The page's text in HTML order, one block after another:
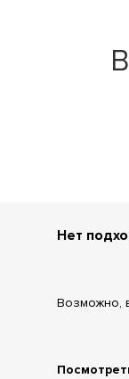
Нет
Возможно,